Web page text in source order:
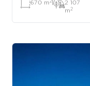
670 m |
2 107
m 2